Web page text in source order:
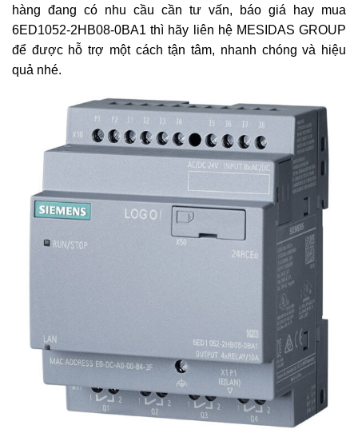
hàng đang có nhu cầu cần tư vấn, báo giá hay mua
6ED1052-2HB08-0BA1 thì hãy liên hệ MESIDAS GROUP
để được hỗ trợ một cách tận tâm, nhanh chóng và hiệu
quả nhé.